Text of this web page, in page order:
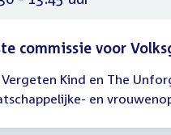
commissie voor
Kind en The
en